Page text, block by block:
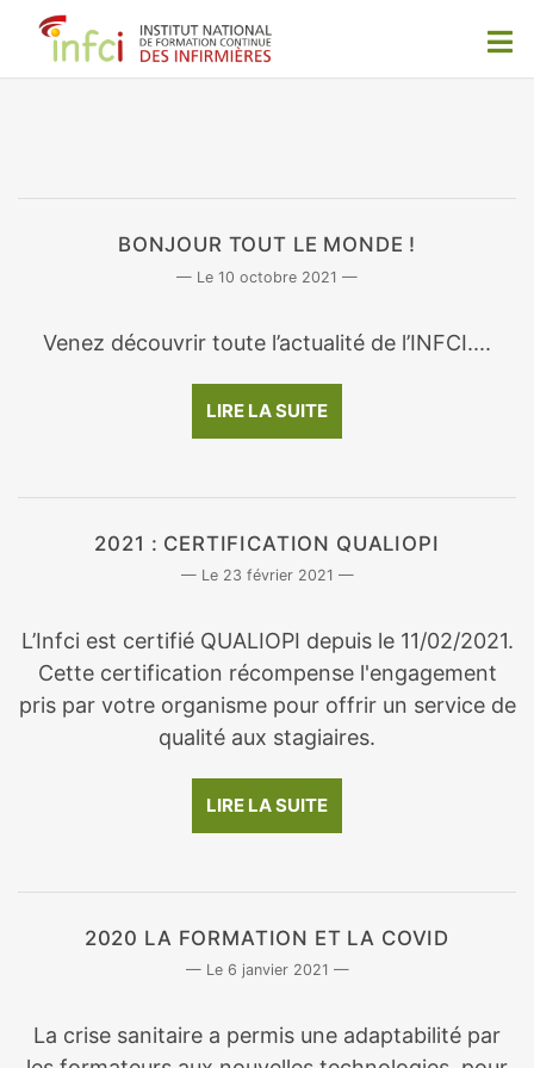
BONJOUR TOUT LE MONDE !
10 octobre 2021
Venez découvrir toute l’actualité de l’INFCI....
LIRE LA SUITE
2021 : CERTIFICATION QUALIOPI
23 février 2021
L’Infci est certifié QUALIOPI depuis le 11/02/2021.
Cette certification récompense l'engagement
pris par votre organisme pour offrir un service de
qualité aux stagiaires.
LIRE LA SUITE
2020 LA FORMATION ET LA COVID
6 janvier 2021
La crise sanitaire a permis une adaptabilité par